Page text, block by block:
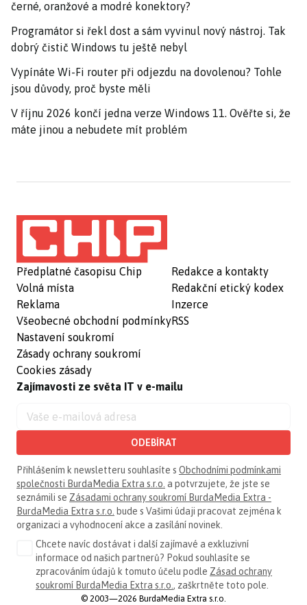
černé, oranžové a modré konektory?
Programátor si řekl dost a sám vyvinul nový nástroj. Tak
dobrý čistič Windows tu ještě nebyl
Vypínáte Wi-Fi router při odjezdu na dovolenou? Tohle
jsou důvody, proč byste měli
V říjnu 2026 končí jedna verze Windows 11. Ověřte si, že
máte jinou a nebudete mít problém
Předplatné časopisu Chip
Volná místa
Reklama
Všeobecné obchodní podmínky
Nastavení soukromí
Zásady ochrany soukromí
Cookies zásady
Redakce a kontakty
Redakční etický kodex
Inzerce
RSS
Zajímavosti ze světa IT v e-mailu
ODEBÍRAT
Přihlášením k newsletteru souhlasíte s Obchodními podmínkami
společnosti BurdaMedia Extra s.r.o. a potvrzujete, že jste se
seznámili se Zásadami ochrany soukromí BurdaMedia Extra -
BurdaMedia Extra s.r.o. bude s Vašimi údaji pracovat zejména k
organizaci a vyhodnocení akce a zasílání novinek.
Chcete navíc dostávat i další zajímavé a exkluzivní
informace od našich partnerů? Pokud souhlasíte se
zpracováním údajů k tomuto účelu podle Zásad ochrany
soukromí BurdaMedia Extra s.r.o., zaškrtněte toto pole.
© 2003—2026 BurdaMedia Extra s.r.o.